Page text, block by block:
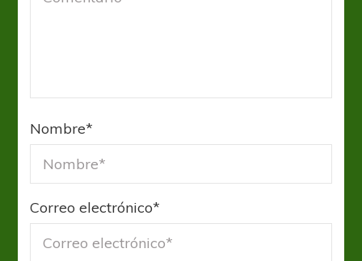
Nombre*
Correo electrónico*